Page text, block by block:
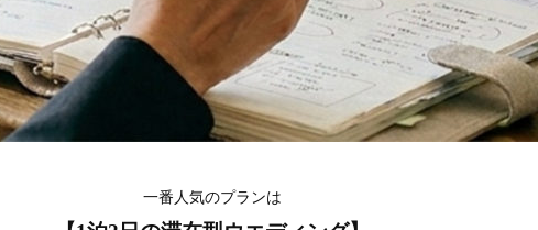
一番人気のプランは